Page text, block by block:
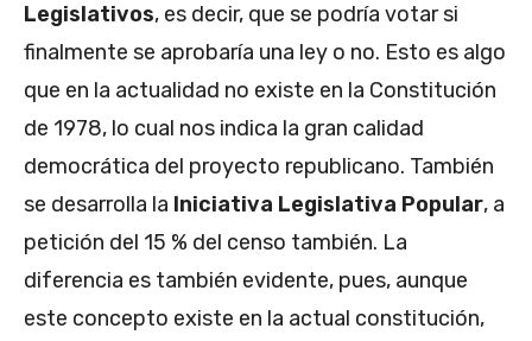
Legislativos, es decir, que se podría votar si
finalmente se aprobaría una ley o no. Esto es algo
que en la actualidad no existe en la Constitución
de 1978, lo cual nos indica la gran calidad
democrática del proyecto republicano. También
se desarrolla la Iniciativa Legislativa Popular, a
petición del 15 % del censo también. La
diferencia es también evidente, pues, aunque
este concepto existe en la actual constitución,